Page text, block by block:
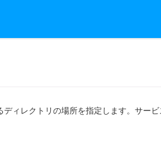
ィレクトリの場所を指定します。サー